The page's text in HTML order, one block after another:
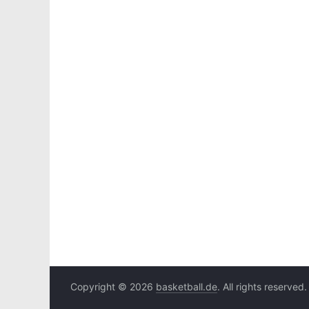
Copyright © 2026 basketball.de. All rights reserved.